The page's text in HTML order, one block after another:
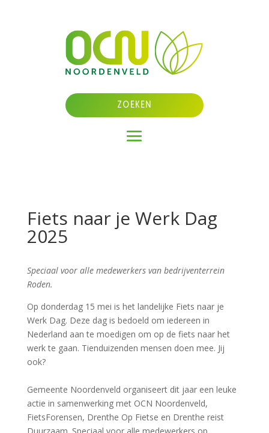
Fiets naar je Werk Dag
2025
Speciaal voor alle medewerkers van bedrijventerrein
Roden.
Op donderdag 15 mei is het landelijke Fiets naar je
Werk Dag. Deze dag is bedoeld om iedereen in
Nederland aan te moedigen om op de fiets naar het
werk te gaan. Tienduizenden mensen doen mee. Jij
ook?
Gemeente Noordenveld organiseert dit jaar een leuke
actie in samenwerking met OCN Noordenveld,
FietsForensen, Drenthe Op Fietse en Drenthe reist
Duurzaam. Speciaal voor alle medewerkers op